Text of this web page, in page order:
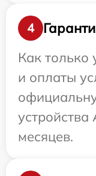
4
Как только
и оплаты
месяцев.